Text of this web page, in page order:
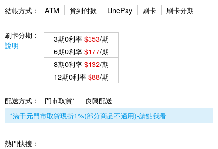
結帳方式： ATM 貨到付款 LinePay 刷卡 刷卡分期
刷卡分期：
說明
3期0利率$353/期
6期0利率$177/期
8期0利率$132/期
12期0利率$88/期
配送方式： 門市取貨*
良興配送
*滿千元門市取貨現折1%(部分商品不適用)-請點我看
熱門快搜：